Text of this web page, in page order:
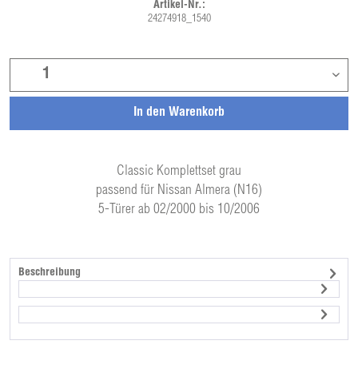
Classic Komplettset grau
passend für Nissan Almera (N16)
5-Türer ab 02/2000 bis 10/2006
In den Warenkorb
Artikel-Nr.:
24274918_1540
Beschreibung